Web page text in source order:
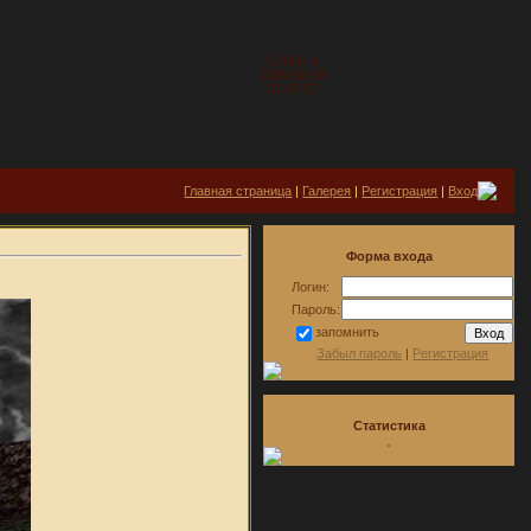
Суббота
2026-08-08
07:47:57
Главная страница | Галерея | Регистрация | Вход
Форма входа
Логин:
Пароль:
запомнить
Забыл пароль | Регистрация
Статистика